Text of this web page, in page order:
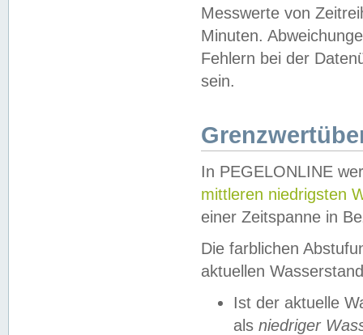
Messwerte von
Minuten.
Fehlern bei der
sein.
In PEGELONLINE
mittleren niedrigsten
einer Zeitspanne in
Die farblichen
aktuellen
Ist der aktuelle
als niedriger